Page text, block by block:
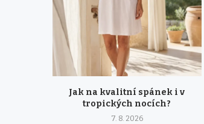
Jak na kvalitní spánek i v
tropických nocích?
7. 8. 2026